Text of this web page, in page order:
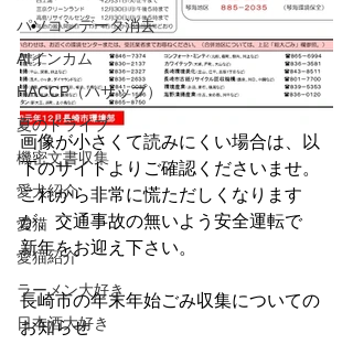
パソコンデータ消去
AIインカム
HACCP（ハサップ）
夏のドライブ
機密文書収集
愛犬紹介
愛猫
愛猫紹介
ラーメン大好き
日本酒大好き
画像が小さくて読みにくい場合は、以
下のサイトよりご確認くださいませ。
これから非常に慌ただしくなります
が、交通事故の無いよう安全運転で
新年をお迎え下さい。
長崎市の年末年始ごみ収集についての
お知らせ